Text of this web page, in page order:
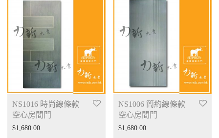
NS1016 時尚線條款
空心房間門
$1,680.00
NS1006 簡約線條款
空心房間門
$1,680.00